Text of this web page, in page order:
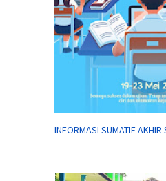
INFORMASI SUMATIF AKHIR